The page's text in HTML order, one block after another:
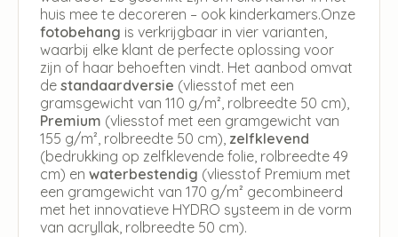
huis mee te decoreren – ook kinderkamers.Onze
fotobehang is verkrijgbaar in vier varianten,
waarbij elke klant de perfecte oplossing voor
zijn of haar behoeften vindt. Het aanbod omvat
de standaardversie (vliesstof met een
gramsgewicht van 110 g/m², rolbreedte 50 cm),
Premium (vliesstof met een gramgewicht van
155 g/m², rolbreedte 50 cm), zelfklevend
(bedrukking op zelfklevende folie, rolbreedte 49
cm) en waterbestendig (vliesstof Premium met
een gramgewicht van 170 g/m² gecombineerd
met het innovatieve HYDRO systeem in de vorm
van acryllak, rolbreedte 50 cm).